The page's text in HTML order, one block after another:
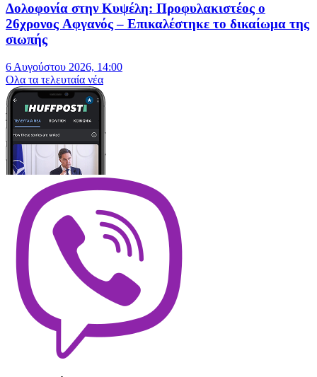
Δολοφονία στην Κυψέλη: Προφυλακιστέος ο
26χρονος Αφγανός – Επικαλέστηκε το δικαίωμα της
σιωπής
6 Αυγούστου 2026, 14:00
Oλα τα τελευταία νέα